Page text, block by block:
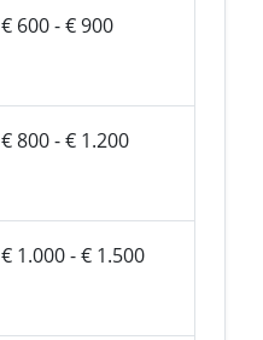
€ 600 - € 900
€ 800 - € 1.200
€ 1.000 - € 1.500